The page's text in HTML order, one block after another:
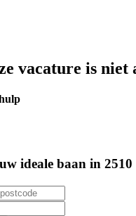
vacature is niet
ideale baan in 2510